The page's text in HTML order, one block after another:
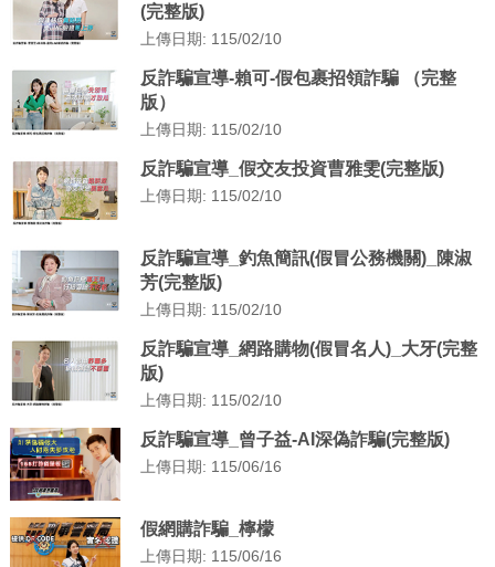
(完整版)
上傳日期: 115/02/10
反詐騙宣導-賴可-假包裹招領詐騙 （完整
版）
上傳日期: 115/02/10
反詐騙宣導_假交友投資曹雅雯(完整版)
上傳日期: 115/02/10
反詐騙宣導_釣魚簡訊(假冒公務機關)_陳淑
芳(完整版)
上傳日期: 115/02/10
反詐騙宣導_網路購物(假冒名人)_大牙(完整
版)
上傳日期: 115/02/10
反詐騙宣導_曾子益-AI深偽詐騙(完整版)
上傳日期: 115/06/16
假網購詐騙_檸檬
上傳日期: 115/06/16